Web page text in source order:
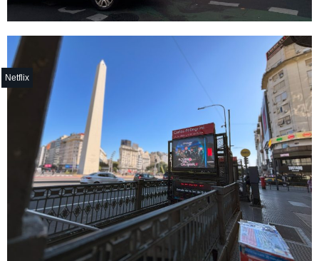
Netflix